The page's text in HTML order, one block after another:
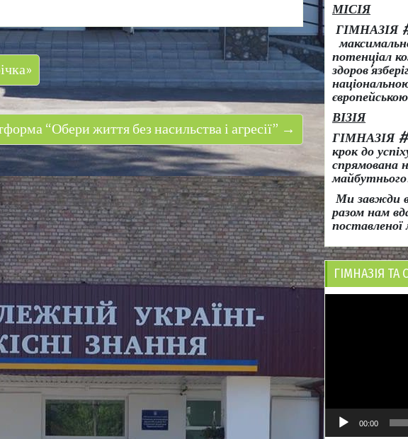
“Обери життя без насильства і агресії” →
МІСІЯ
ГІМНАЗІЯ
потенціал
здоров’
ВІЗІЯ
ГІМНАЗІЯ #6
крок до
спрямована
Ми завжди
разом нам
ГІМНАЗІЯ
00:00